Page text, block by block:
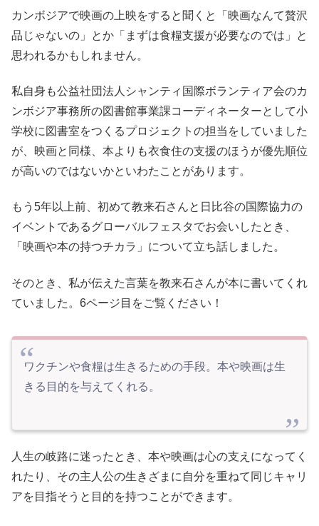
カンボジアで映画の上映をすると聞くと「映画なんて贅沢
品じゃないの」とか「まずは食糧支援が必要なのでは」と
思われるかもしれません。
私自身も公益社団法人シャンティ国際ボランティア会のカ
ンボジア事務所の図書館事業課コーディネーターとして小
学校に図書室をつくるプロジェクトの担当をしていました
が、映画と同様、本よりも衣食住の支援のほうが優先順位
が高いのではないかといわたことがあります。
もう5年以上前、初めて教来石さんと日比谷の国際協力の
イベントであるグローバルフェスタでお会いしたとき、
「映画や本の持つチカラ」について立ち話しました。
そのとき、私が伝えた言葉を教来石さんが本に書いてくれ
ていました。6ページ目をご覧ください！
ワクチンや食糧は生きるための手段。本や映画は生
きる目的を与えてくれる。
人生の岐路に迷ったとき、本や映画は心の支えになってく
れたり、その主人公の生きざまに自分を重ねて同じキャリ
アを目指そうと目的を持つことができます。